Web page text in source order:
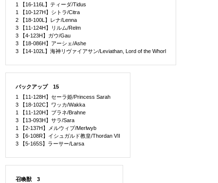
1 【16-116L】ティーダ/Tidus
1 【10-127H】シトラ/Citra
2 【18-100L】レナ/Lenna
3 【11-124H】リルム/Relm
3 【4-123H】ガウ/Gau
3 【18-086H】アーシェ/Ashe
3 【14-102L】海神リヴァイアサン/Leviathan, Lord of the Whorl
バックアップ 15
1 【11-128H】セーラ姫/Princess Sarah
3 【18-102C】ワッカ/Wakka
1 【11-120H】ブラネ/Brahne
3 【13-093H】サラ/Sara
1 【2-137H】メルウィブ/Merlwyb
3 【6-108R】イシュガルド教皇/Thordan VII
3 【5-165S】ラーサー/Larsa
召喚獣 3